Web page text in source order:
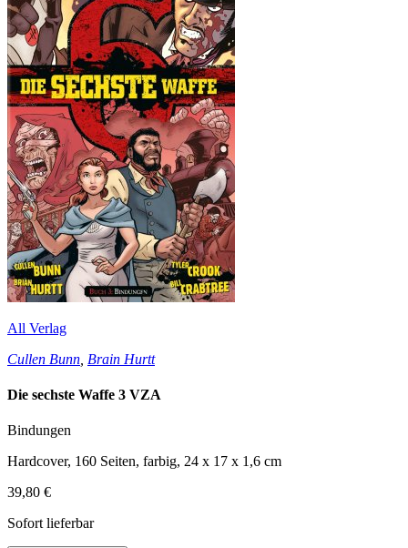
All Verlag
Cullen Bunn Brain Hurtt
Die sechste Waffe 3 VZA
Bindungen
Hardcover, 160 Seiten, farbig, 24 x 17 x 1,6 cm
39,80 €
Sofort lieferbar